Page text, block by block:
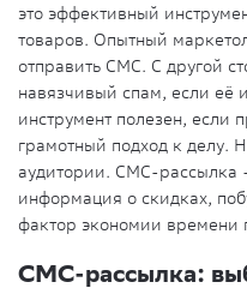
это эффективный
товаров. Опытный
отправить СМС. С другой
навязчивый спам, если её
инструмент полезен, если
грамотный подход к делу.
аудитории. СМС-рассылка
информация о скидках,
фактор экономии времени
СМС-рассылка: